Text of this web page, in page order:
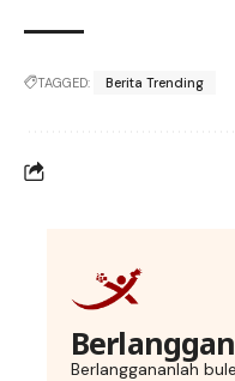
TAGGED: Berita Trending
Berlanggananlah